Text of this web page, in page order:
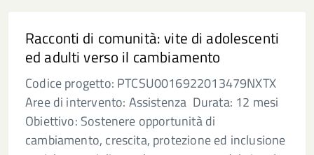
Racconti di comunità: vite di adolescenti
ed adulti verso il cambiamento
Codice progetto: PTCSU0016922013479NXTX
Aree di intervento: Assistenza​ Durata: 12 mesi
Obiettivo: Sostenere opportunità di
cambiamento, crescita, protezione ed inclusione